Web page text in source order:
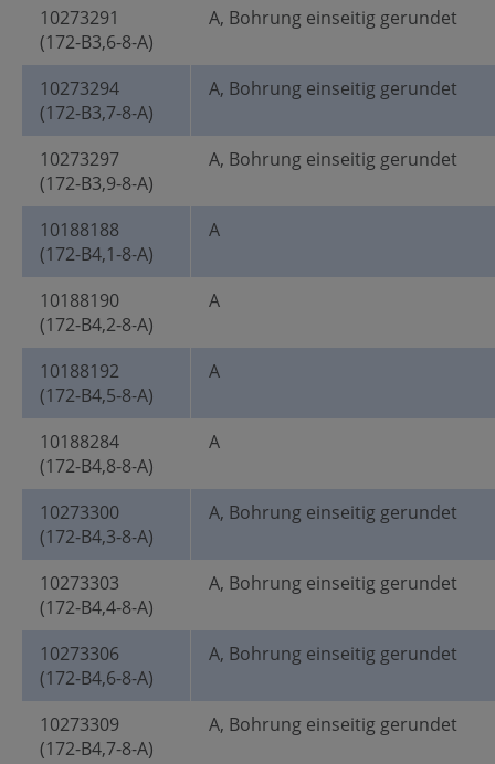
10273291
(172-B3,6-8-A)
A, Bohrung einseitig gerundet
10273294
(172-B3,7-8-A)
A, Bohrung einseitig gerundet
10273297
(172-B3,9-8-A)
A, Bohrung einseitig gerundet
10188188
(172-B4,1-8-A)
A
10188190
(172-B4,2-8-A)
A
10188192
(172-B4,5-8-A)
A
10188284
(172-B4,8-8-A)
A
10273300
(172-B4,3-8-A)
A, Bohrung einseitig gerundet
10273303
(172-B4,4-8-A)
A, Bohrung einseitig gerundet
10273306
(172-B4,6-8-A)
A, Bohrung einseitig gerundet
10273309
(172-B4,7-8-A)
A, Bohrung einseitig gerundet